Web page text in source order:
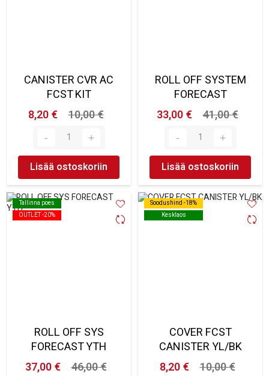
CANISTER CVR AC
FCST KIT
8,20 €
10,00 €
Lisää ostoskoriin
ROLL OFF SYSTEM
FORECAST
33,00 €
41,00 €
Lisää ostoskoriin
Tallinna poes
OUTLET -20%
Tallinna poes
OUTLET -20%
ROLL OFF SYS
FORECAST YTH
37,00 €
46,00 €
Soodushind -18%
Kesklaos
Soodushind -18%
Kesklaos
COVER FCST
CANISTER YL/BK
8,20 €
10,00 €